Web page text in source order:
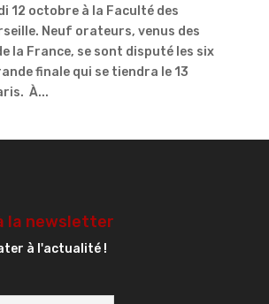
12 octobre à la Faculté des
Neuf orateurs, venus des
la France, se sont disputé les six
finale qui se tiendra le 13
À...
la newsletter
à l'actualité !